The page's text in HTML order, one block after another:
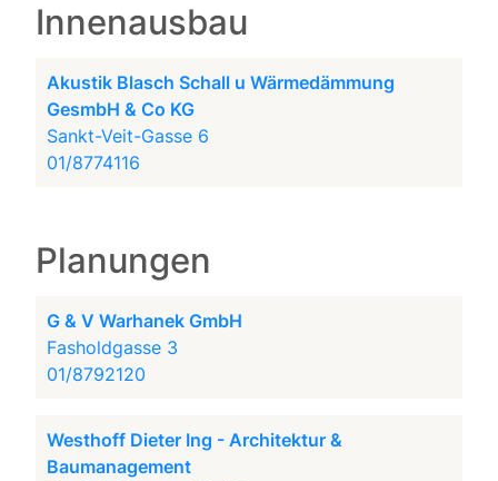
Innenausbau
Akustik Blasch Schall u Wärmedämmung
GesmbH & Co KG
Sankt-Veit-Gasse 6
01/8774116
Planungen
G & V Warhanek GmbH
Fasholdgasse 3
01/8792120
Westhoff Dieter Ing - Architektur &
Baumanagement